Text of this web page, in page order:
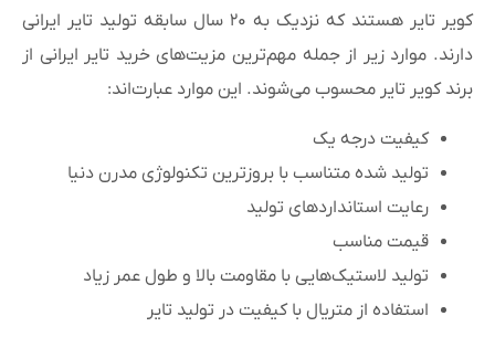
کویر تایر هستند که نزدیک به ۲۰ سال سابقه تولید تایر ایرانی
دارند. موارد زیر از جمله مهم‌ترین مزیت‌های خرید تایر ایرانی از
برند کویر تایر محسوب می‌شوند. این موارد عبارت‌اند:
کیفیت درجه یک
تولید شده متناسب با بروزترین تکنولوژی مدرن دنیا
رعایت استانداردهای تولید
قیمت مناسب
تولید لاستیک‌هایی با مقاومت بالا و طول عمر زیاد
استفاده از متریال با کیفیت در تولید تایر